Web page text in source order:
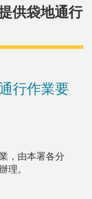
供袋地通行
行作業要
，由本署各分
。